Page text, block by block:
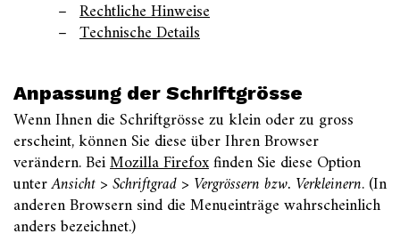
Rechtliche Hinweise
Technische Details
Anpassung der Schriftgrösse
Wenn Ihnen die Schriftgrösse zu klein oder zu gross
erscheint, können Sie diese über Ihren Browser
verändern. BeiMozilla Firefoxfinden Sie diese Option
unterAnsicht > Schriftgrad > Vergrössern bzw. Verkleinern. (In
anderen Browsern sind die Menueinträge wahrscheinlich
anders bezeichnet.)